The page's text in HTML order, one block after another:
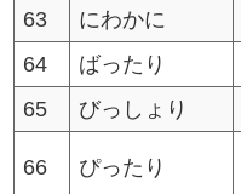
63 にわかに
64
ばったり
65
びっしょり
66 ぴったり